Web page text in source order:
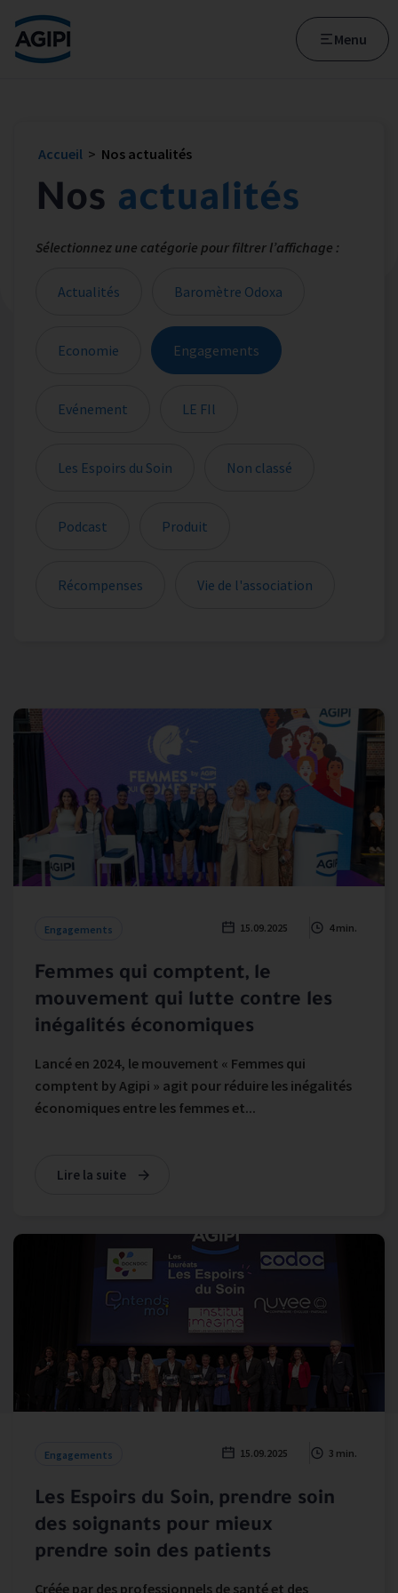
Accès au menu
Accès au contenu principal
Menu
Accueil > Nos actualités
Nos actualités
Sélectionnez une catégorie pour filtrer l’affichage :
Actualités Baromètre Odoxa
Economie Engagements
Evénement LE FIl
Les Espoirs du Soin Non classé
Podcast Produit
Récompenses Vie de l'association
Engagements 15.09.2025 4 min.
Femmes qui comptent, le
mouvement qui lutte contre les
inégalités économiques
Lancé en 2024, le mouvement « Femmes qui
comptent by Agipi » agit pour réduire les inégalités
économiques entre les femmes et...
Lire la suite
Engagements 15.09.2025 3 min.
Les Espoirs du Soin, prendre soin
des soignants pour mieux
prendre soin des patients
Créée par des professionnels de santé et des